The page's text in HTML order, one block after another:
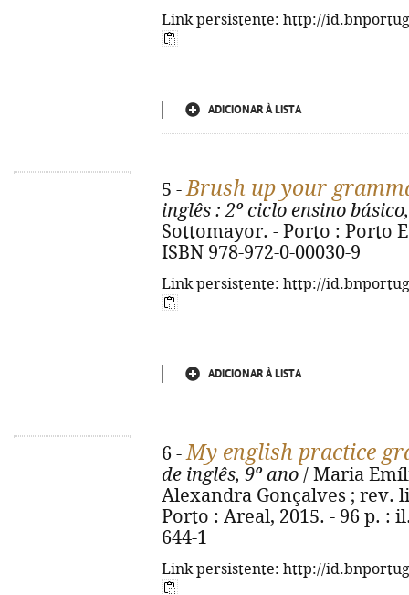
Link persistente: http://
ADICIONAR À LISTA
5 -Brush up your
inglês : 2º ciclo ensino
Sottomayor. - Porto : Porto
ISBN 978-972-0-00030-9
Link persistente: http://
ADICIONAR À LISTA
6 -My english practice
de inglês, 9º ano / Maria
Alexandra Gonçalves ; rev.
Porto : Areal, 2015. - 96 p. :
644-1
Link persistente: http://